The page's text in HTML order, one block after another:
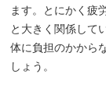
ます。とにかく疲
と大きく関係して
体に負担のかから
しょう。